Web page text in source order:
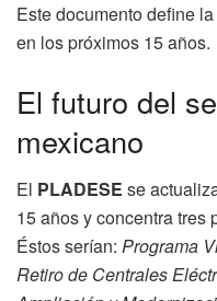
Este documento define
en los próximos 15 años.
El futuro del
mexicano
El PLADESE se
15 años y concentra tres
Éstos serían: Programa
Retiro de Centrales